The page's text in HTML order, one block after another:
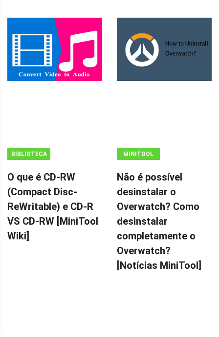
BIBLIOTECA
WIKI
O que é CD-RW
(Compact Disc-
ReWritable) e CD-R
VS CD-RW [MiniTool
Wiki]
MINITOOL
Não é possível
desinstalar o
Overwatch? Como
desinstalar
completamente o
Overwatch?
[Notícias MiniTool]